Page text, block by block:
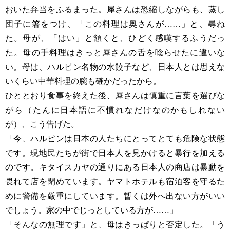
おいた弁当をふるまった。犀さんは恐縮しながらも、蒸し
団子に箸をつけ、「この料理は奥さんが……」と、尋ね
た。母が、「はい」と頷くと、ひどく感嘆するふうだっ
た。母の手料理はきっと犀さんの舌を唸らせたに違いな
い。母は、ハルピン名物の水餃子など、日本人とは思えな
いくらい中華料理の腕も確かだったから。
ひととおり食事を終えた後、犀さんは慎重に言葉を選びな
がら（たんに日本語に不慣れなだけなのかもしれない
が）、こう告げた。
「今、ハルピンは日本の人たちにとってとても危険な状態
です。現地民たちが街で日本人を見かけると暴行を加える
のです。キタイスカヤの通りにある日本人の商店は暴動を
畏れて店を閉めています。ヤマトホテルも宿泊客を守るた
めに警備を厳重にしています。暫くは外へ出ない方がいい
でしょう。家の中でじっとしている方が……」
「そんなの無理です」と、母はきっぱりと否定した。「う